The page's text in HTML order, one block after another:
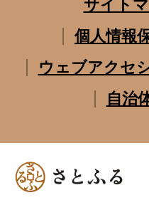
サイト
個人情報
ウェブアクセ
自治